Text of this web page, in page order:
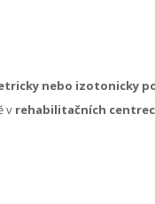
nebo izotonicky
v rehabilitačních